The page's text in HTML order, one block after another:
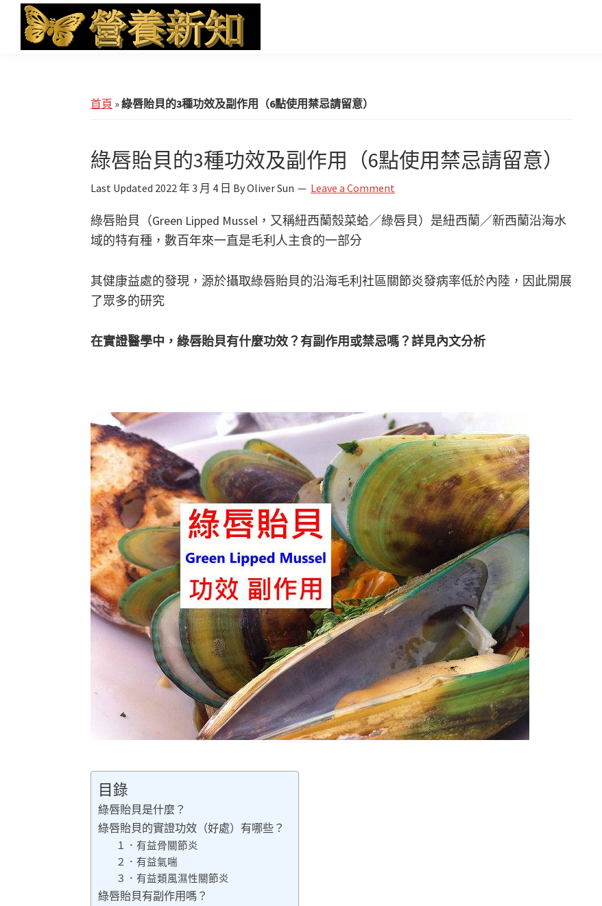
main
primary
footer
首頁 »綠唇貽貝的3種功效及副作用（6點使用禁忌請留意）
綠唇貽貝的3種功效及副作用（6點使用禁忌請留意）
Last Updated 2022 年 3 月 4 日 ByOliver Sun Leave a Comment
綠唇貽貝（Green Lipped Mussel，又稱紐西蘭殼菜蛤／綠唇貝）是紐西蘭／新西蘭沿海水
域的特有種，數百年來一直是毛利人主食的一部分
其健康益處的發現，源於攝取綠唇貽貝的沿海毛利社區關節炎發病率低於內陸，因此開展
了眾多的研究
在實證醫學中，綠唇貽貝有什麼功效？有副作用或禁忌嗎？詳見內文分析
目錄
綠唇貽貝是什麼？
綠唇貽貝的實證功效（好處）有哪些？
１．有益骨關節炎
２．有益氣喘
３．有益類風濕性關節炎
綠唇貽貝有副作用嗎？